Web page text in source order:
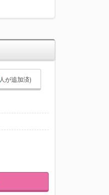
人が追加済)